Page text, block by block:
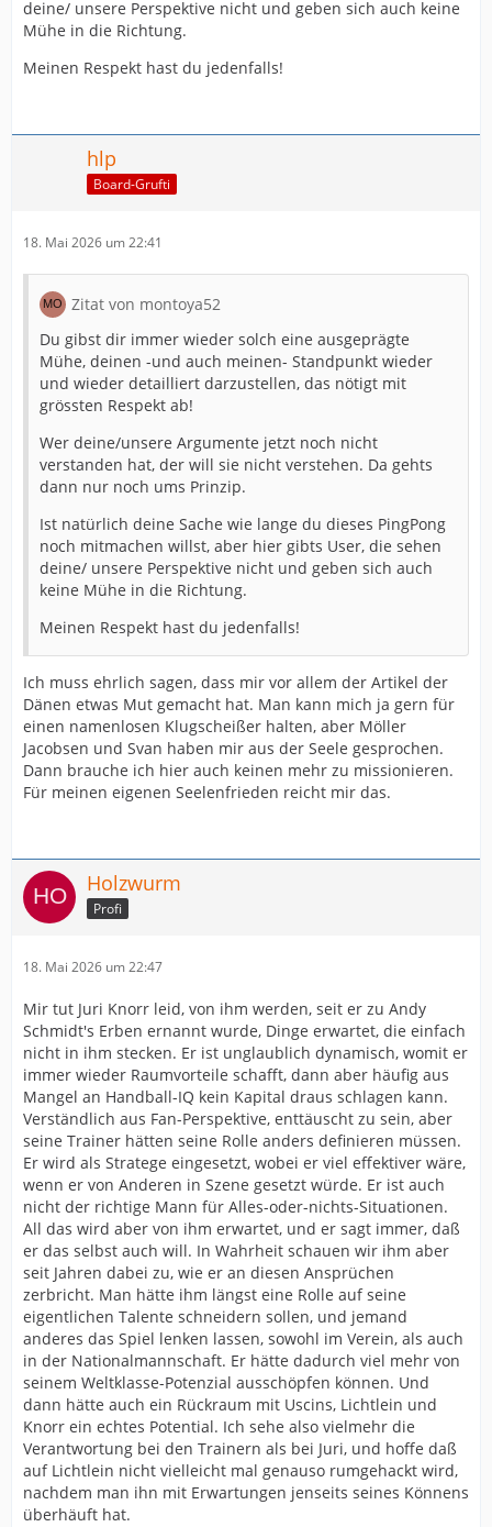
deine/ unsere Perspektive nicht und geben sich auch keine
Mühe in die Richtung.
Meinen Respekt hast du jedenfalls!
hlp
Board-Grufti
18. Mai 2026 um 22:41
Zitat von montoya52
Du gibst dir immer wieder solch eine ausgeprägte
Mühe, deinen -und auch meinen- Standpunkt wieder
und wieder detailliert darzustellen, das nötigt mit
grössten Respekt ab!
Wer deine/unsere Argumente jetzt noch nicht
verstanden hat, der will sie nicht verstehen. Da gehts
dann nur noch ums Prinzip.
Ist natürlich deine Sache wie lange du dieses PingPong
noch mitmachen willst, aber hier gibts User, die sehen
deine/ unsere Perspektive nicht und geben sich auch
keine Mühe in die Richtung.
Meinen Respekt hast du jedenfalls!
Ich muss ehrlich sagen, dass mir vor allem der Artikel der
Dänen etwas Mut gemacht hat. Man kann mich ja gern für
einen namenlosen Klugscheißer halten, aber Möller
Jacobsen und Svan haben mir aus der Seele gesprochen.
Dann brauche ich hier auch keinen mehr zu missionieren.
Für meinen eigenen Seelenfrieden reicht mir das.
Holzwurm
Profi
18. Mai 2026 um 22:47
Mir tut Juri Knorr leid, von ihm werden, seit er zu Andy
Schmidt's Erben ernannt wurde, Dinge erwartet, die einfach
nicht in ihm stecken. Er ist unglaublich dynamisch, womit er
immer wieder Raumvorteile schafft, dann aber häufig aus
Mangel an Handball-IQ kein Kapital draus schlagen kann.
Verständlich aus Fan-Perspektive, enttäuscht zu sein, aber
seine Trainer hätten seine Rolle anders definieren müssen.
Er wird als Stratege eingesetzt, wobei er viel effektiver wäre,
wenn er von Anderen in Szene gesetzt würde. Er ist auch
nicht der richtige Mann für Alles-oder-nichts-Situationen.
All das wird aber von ihm erwartet, und er sagt immer, daß
er das selbst auch will. In Wahrheit schauen wir ihm aber
seit Jahren dabei zu, wie er an diesen Ansprüchen
zerbricht. Man hätte ihm längst eine Rolle auf seine
eigentlichen Talente schneidern sollen, und jemand
anderes das Spiel lenken lassen, sowohl im Verein, als auch
in der Nationalmannschaft. Er hätte dadurch viel mehr von
seinem Weltklasse-Potenzial ausschöpfen können. Und
dann hätte auch ein Rückraum mit Uscins, Lichtlein und
Knorr ein echtes Potential. Ich sehe also vielmehr die
Verantwortung bei den Trainern als bei Juri, und hoffe daß
auf Lichtlein nicht vielleicht mal genauso rumgehackt wird,
nachdem man ihn mit Erwartungen jenseits seines Könnens
überhäuft hat.